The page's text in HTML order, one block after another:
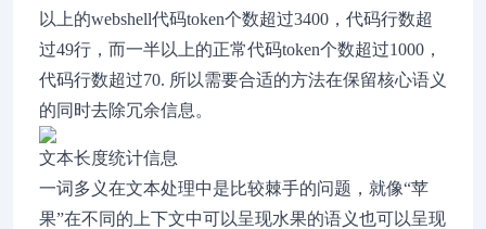
以上的webshell代码token个数超过3400，代码行数超
过49行，而一半以上的正常代码token个数超过1000，
代码行数超过70. 所以需要合适的方法在保留核心语义
的同时去除冗余信息。
文本长度统计信息
一词多义在文本处理中是比较棘手的问题，就像“苹
果”在不同的上下文中可以呈现水果的语义也可以呈现